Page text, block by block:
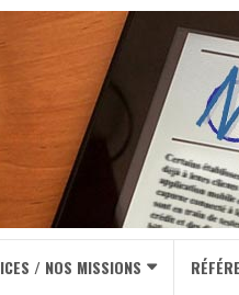
/ NOS MISSIONS